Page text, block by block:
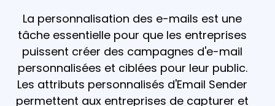
La personnalisation des e-mails est une
tâche essentielle pour que les entreprises
puissent créer des campagnes d'e-mail
personnalisées et ciblées pour leur public.
Les attributs personnalisés d'Email Sender
permettent aux entreprises de capturer et